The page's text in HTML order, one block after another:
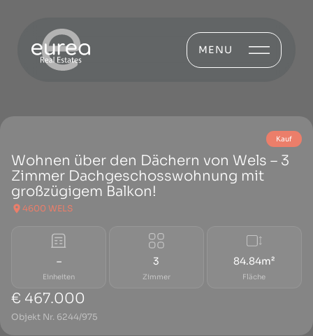
MENU
Kauf
Wohnen über den Dächern von Wels – 3
Zimmer Dachgeschosswohnung mit
großzügigem Balkon!
4600 WELS
–
Einheiten
3
Zimmer
84.84m²
Fläche
€ 467.000
Objekt Nr. 6244/975